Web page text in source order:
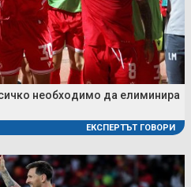
необходимо да елиминира
ЕКСПЕРТЪТ ГОВОРИ